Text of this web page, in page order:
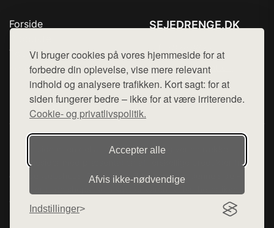
Vi bruger cookies på vores hjemmeside for at
forbedre din oplevelse, vise mere relevant
indhold og analysere trafikken. Kort sagt: for at
siden fungerer bedre – ikke for at være irriterende.
Cookie- og privatlivspolitik.
Accepter alle
Afvis ikke‑nødvendige
Indstillinger
Forside
Top Rabatter
Kontakt
SEJEDRENGE.DK
Mail: hej@want.dk
Cookie- og privatlivspolitik
Denne side er en del af want.dk, der udgiver en række
hjemmesider med præsentation af forskellige produkter fra
diverse webshops. Der sælges ikke varer fra denne side - vi
henviser til de shops, som sælger varen. Vi har heller ikke
varerne på lager.